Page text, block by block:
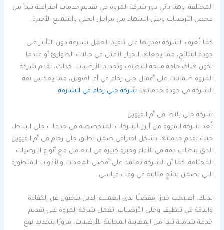
المختلفة. وهنا يأتي دور شركة المروة في تقديم خدمات احترافية تبدأ من
فحص الأرضيات وحتى الانتهاء من مراحل الجلي والتلميع الأخيرة.
كما تُعرف الشركة بقدرتها على تنفيذ العمل بسرعة دون التأثير على
جودة النتائج، مما يجعلها الخيار الأمثل في حالات الطوارئ أو عندما
تكون هناك حاجة ملحة لتنظيف وتجديد الأرضيات. كذلك، تقدم شركة
المروة ضمانات على أعمال جلي رخام في أم القيوين، مما يعكس ثقة
الشركة في جودة خدماتها. شركة جلي رخام في الشارقة
شركة جلي بلاط في أم القيوين
تُعد شركة المروة من أبرز الشركات المتخصصة في خدمات جلي البلاط،
حيث تقدم خدماتها بشكل احترافي ضمن نطاق جلي رخام في أم القيوين
الذي يتطلب دقة في الأداء وخبرة كبيرة في التعامل مع أنواع الأرضيات
المختلفة. كما أن الشركة تعتمد على أفضل المعدات والأدوات المتطورة
التي تضمن نتائج مثالية في وقت قياسي.
لذلك، أصبحت خيارًا مفضلًا لدى العملاء الذين يبحثون عن الكفاءة
والدقة في تنظيف وجلي الأرضيات. تعمل شركة المروة على تقديم
خدمة شاملة تبدأ من المعاينة المجانية للأرضيات، مرورًا بتحديد نوع